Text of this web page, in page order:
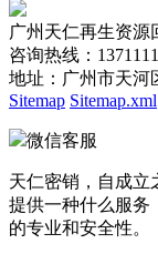
广州天仁再生资源
咨询热线：
地址：广州市天河
Sitemap Sitemap.xml
微信客服
天仁密销，自成立
提供一种什么服务
的专业和安全性。